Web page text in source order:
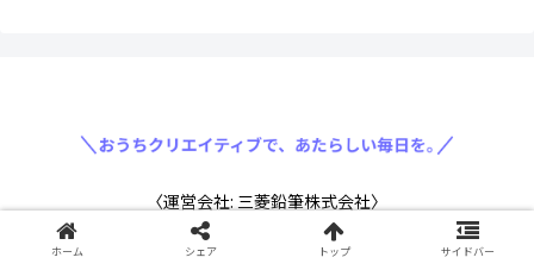
〈運営会社: 三菱鉛筆株式会社〉
ホーム シェア トップ サイドバー